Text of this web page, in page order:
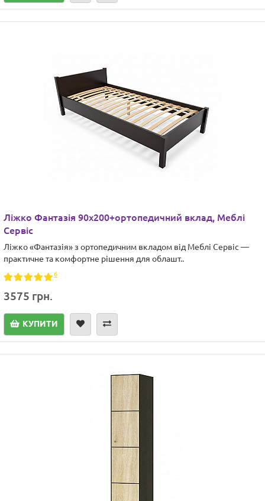
Ліжко Фантазія 90х200+ортопедичний вклад, Меблі
Сервіс
Ліжко «Фантазія» з ортопедичним вкладом від Меблі Сервіс —
практичне та комфортне рішення для облашт..
6
3575 грн.
КУПИТИ